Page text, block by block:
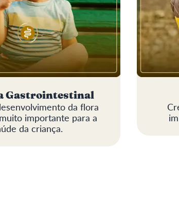
Gastrointestinal
da flora
importante para a
da criança.